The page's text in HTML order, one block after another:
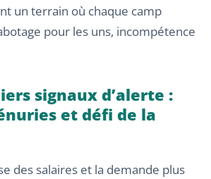
un terrain où chaque camp
pour les uns, incompétence
signaux d’alerte :
et défi de la
des salaires et la demande plus